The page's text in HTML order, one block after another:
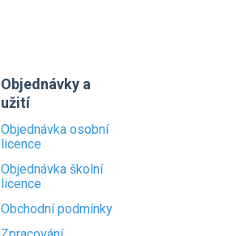
Objednávky a
užití
Objednávka osobní
licence
Objednávka školní
licence
Obchodní podmínky